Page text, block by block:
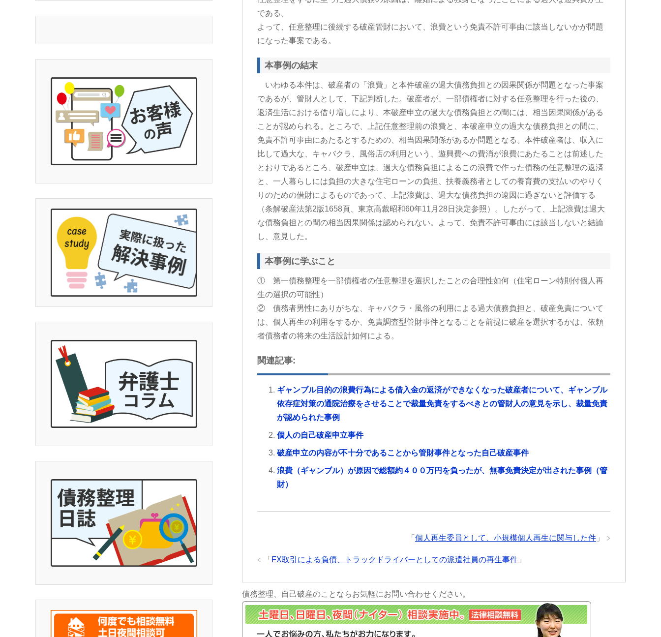
である。
よって、任意整理に後続する破産管財において、浪費という免責不許可事由に該当しないかが問題
になった事案である。
本事例の結末
いわゆる本件は、破産者の「浪費」と本件破産の過大債務負担との因果関係が問題となった事案
であるが、管財人として、下記判断した。破産者が、一部債権者に対する任意整理を行った後の、
返済生活における借り増しにより、本破産申立の過大な債務負担との間には、相当因果関係がある
ことが認められる。ところで、上記任意整理前の浪費と、本破産申立の過大な債務負担との間に、
免責不許可事由にあたるとするための、相当因果関係があるか問題となる。本件破産者は、収入に
比して過大な、キャバクラ、風俗店の利用という、遊興費への費消が浪費にあたることは前述した
とおりであるところ、破産申立は、過大な債務負担によるこの浪費で作った債務の任意整理の返済
と、一人暮らしには負担の大きな住宅ローンの負担、扶養義務者としての養育費の支払いのやりく
りのための借財によるものであって、上記浪費は、過大な債務負担の遠因に過ぎないと評価する
（条解破産法第2版1658頁、東京高裁昭和60年11月28日決定参照）。したがって、上記浪費は過大
な債務負担との間の相当因果関係は認められない。よって、免責不許可事由には該当しないと結論
し、意見した。
本事例に学ぶこと
① 第一債務整理を一部債権者の任意整理を選択したことの合理性如何（住宅ローン特則付個人再
生の選択の可能性）
② 債務者男性にありがちな、キャバクラ・風俗の利用による過大債務負担と、破産免責について
は、個人再生の利用をするか、免責調査型管財事件となることを前提に破産を選択するかは、依頼
者債務者の将来の生活設計如何による。
関連記事:
ギャンブル目的の浪費行為による借入金の返済ができなくなった破産者について、ギャンブル
依存症対策の通院治療をさせることで裁量免責をするべきとの管財人の意見を示し、裁量免責
が認められた事例
個人の自己破産申立事件
破産申立の内容が不十分であることから管財事件となった自己破産事件
浪費（ギャンブル）が原因で総額約４００万円を負ったが、無事免責決定が出された事例（管
財）
「 個人再生委員として、小規模個人再生に関与した件 」
「 FX取引による負債、トラックドライバーとしての派遣社員の再生事件 」
債務整理、自己破産のことならお気軽にお問い合わせください。